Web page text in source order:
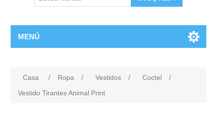
MENÚ
Casa / Ropa / Vestidos / Coctel
/
Vestido Tirantes Animal Print